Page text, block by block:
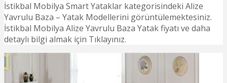
İstikbal Mobilya Smart Yataklar kategorisindeki Alize
Yavrulu Baza – Yatak Modellerini görüntülemektesiniz.
İstikbal Mobilya Alize Yavrulu Baza Yatak fiyatı ve daha
detaylı bilgi almak için Tıklayınız.